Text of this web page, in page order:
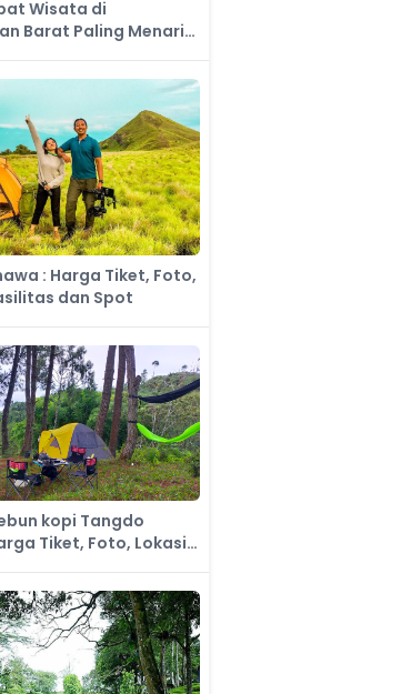
Wisata di
Barat Paling Menarik
: Harga Tiket, Foto,
dan Spot
kopi Tangdo
Tiket, Foto, Lokasi,